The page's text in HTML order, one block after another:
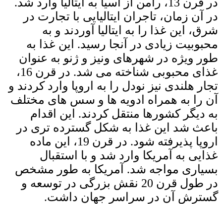
در آن زمان، تاجران ایتالیایی با تجارت در
شرق، این غذا را به ایتالیا آوردند و به
محبوبیت زیادی در آنجا رسید. این غذا به
طور ویژه در شهرهای ونیز و ژنو به عنوان
غذای محبوبی شناخته می ‌شد. در قرن 16،
تجار هلندی نیز نودل را به اروپا وارد کردند و
آن را به همراه ادویه ‌ها و سس ‌های مختلف
به دیگر کشورها منتقل کردند. این اقدام
باعث شد این غذا به شکل گسترده ‌تری در
اروپا پذیرفته شود. در قرن 19، این ماده
غذایی به آمریکا وارد شد و با استقبال
بسیاری مواجه شد. آمریکا به طور مشخص
در طول قرن 20 نقش بزرگی در توسعه و
گسترش آن در سراسر جهان داشت.